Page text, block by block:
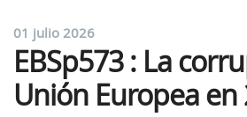
01 julio 2026
EBSp573 : La
Unión Europea en